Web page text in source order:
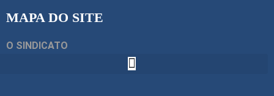
MAPA DO SITE
O SINDICATO